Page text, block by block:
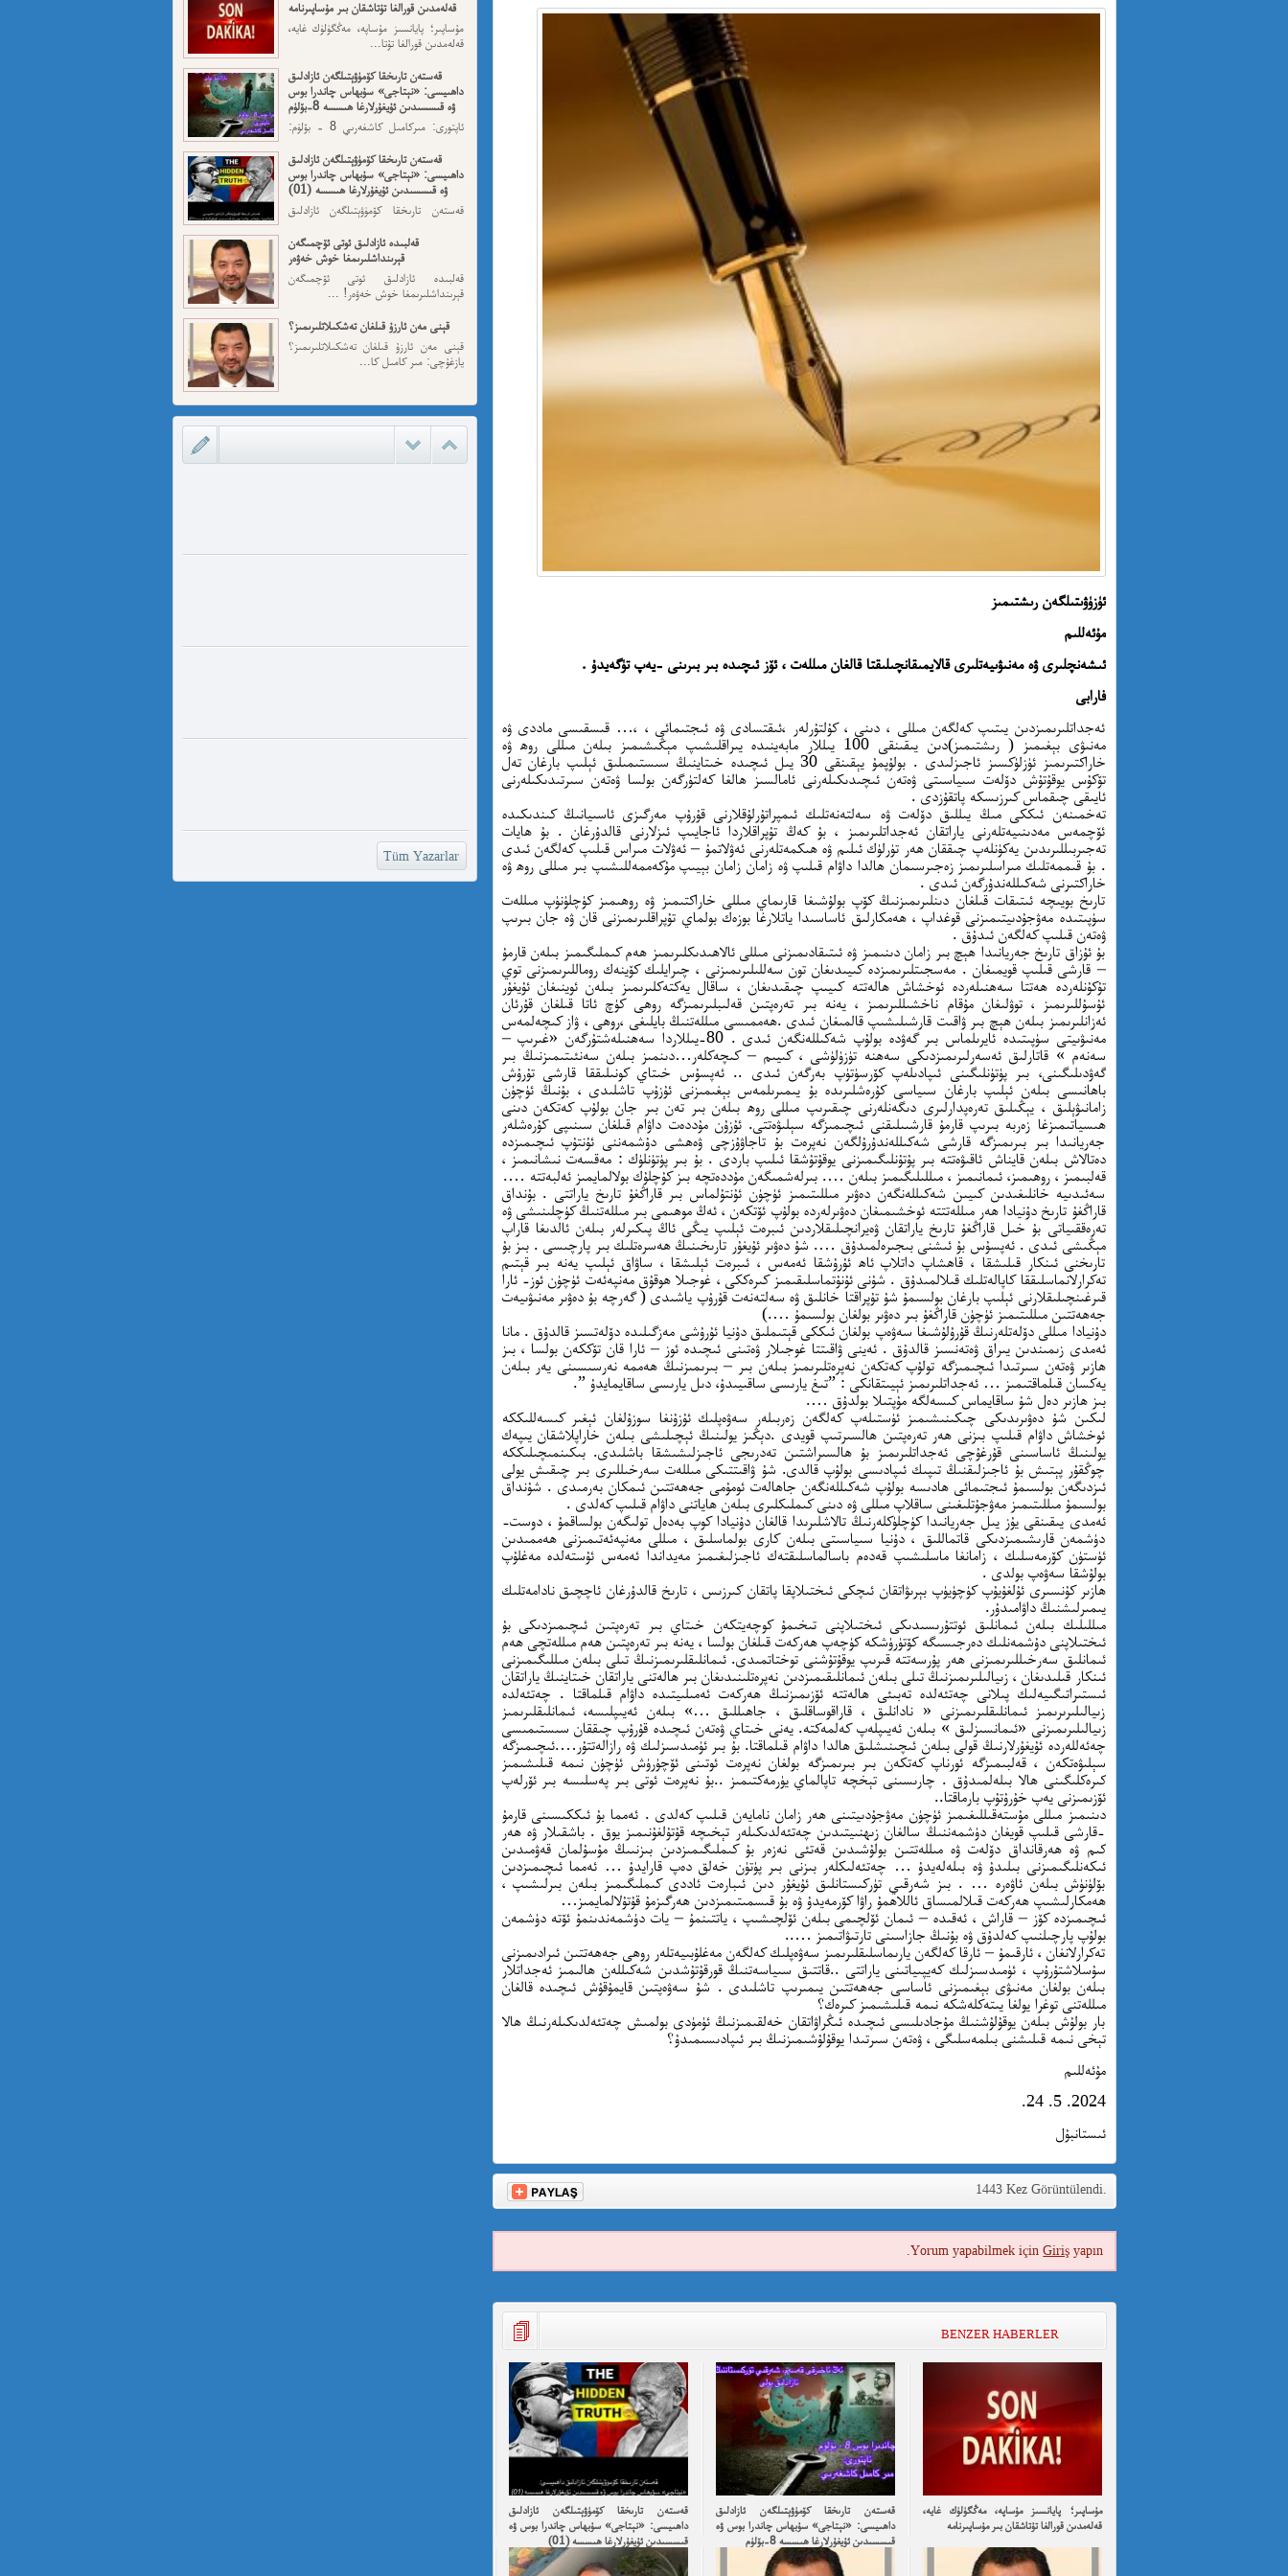
ئۈزۈۋىتىلگەن رىشتىمىز
مۇئەللىم
ئىشەنچلىرى ۋە مەنىۋىيەتلىرى قالايمىقانچىلىقتا قالغان مىللەت ، ئۆز ئىچىدە بىر بىرىنى -يەپ تۈگەيدۇ .
فارابى
ئەجداتلىرىمىزدىن يىتىپ كەلگەن مىللى ، دىنى ، كۇلتۇرلەر ،ئىقتسادى ۋە ئىجتىمائى ، ،… قىسقىسى ماددى ۋە
مەنىۋى بېغىمىز ( رىشتىمىز)دىن يىقىنقى 100 يىللار مابەينىدە يىراقلىشىپ مېڭىشىمىز بىلەن مىللى روھ ۋە
خاراكتىرىمىز ئۈزلۈكسىز ئاجىزلىدى . بولۇپمۇ يېقىنقى 30 يىل ئىچىدە خىتاينىڭ سىستىمىلىق ئېلىپ بارغان تەل
تۆكۇس يوقۇتۇش دۆلەت سىياسىتى ۋەتەن ئىچىدىكىلەرنى ئامالسىز ھالغا كەلتۈرگەن بولسا ۋەتەن سىرتىدىكىلەرنى
ئايىقى چىقماس كىرزىسكە پاتقۇزدى .
تەخمىنەن ئىككى مىڭ يىللىق دۆلەت ۋە سەلتەنەتلىك ئىمپراتۇرلۇقلارنى قۇرۇپ مەرگىزى ئاسىيانىڭ كىندىكىدە
ئۆچمەس مەدىنىيەتلەرنى ياراتقان ئەجداتلىرىمىز ، بۇ كەڭ تۇپراقلاردا ئاجايىپ ئىزلارنى قالدۇرغان . بۇ ھايات
تەجىربىللىرىدىن يەكۈنلەپ چىققان ھەر تۈرلۈك ئىلىم ۋە ھىكمەتلەرنى ئەۋلاتمۇ – ئەۋلات مىراس قىلىپ كەلگەن ئىدى
. بۇ قىممەتلىك مىراسلىرىمىز زەجىرسىمان ھالدا داۋام قىلىپ ۋە زامان زامان بېيىپ مۇكەممەللىشىپ بىر مىللى روھ ۋە
خاراكتىرنى شەكىللەندۇرگەن ئىدى .
تارىخ بويىچە ئىتىقات قىلغان دىنلىرىمىزنىڭ كۆپ بولۇشىغا قارىماي مىللى خاراكتىمىز ۋە روھىمىز كۈچلۈنۈپ مىللەت
سۈپىتىدە مەۋجۇدىيتىمىزنى قوغداپ ، ھەمكارلىق ئاساسىدا ياتلارغا بوزەك بولماي تۇپراقلىرىمىزنى قان ۋە جان بىرىپ
ۋەتەن قىلىپ كەلگەن ئىدۇق .
بۇ ئۇزاق تارىخ جەريانىدا ھېچ بىر زامان دىنىمىز ۋە ئىتىقادىمىزنى مىللى ئالاھىدىكلىرىمىز ھەم كىملىگىمىز بىلەن قارمۇ
– قارشى قىلىپ قويمىغان . مەسجىتلىرىمىزدە كىيىدىغان تون سەللىلىرىمىزنى ، چىرايلىك كۆينەك روماللىرىمىزنى توي
تۇكۇنلەردە ھەتتا سەھنىلەردە ئوخشاش ھالەتتە كىيىپ چىقىدىغان ، ساقال يەكتەكلىرىمىز بىلەن ئوينىغان ئۇيغۇر
ئۇسۇللىرىمىز ، توۋلىغان مۇقام ناخشىللىرىمىز ، يەنە بىر تەرەپتىن قەلىبلىرىمىزگە روھى كۈچ ئاتا قىلغان قۇرئان
ئەزانلىرىمىز بىلەن ھېچ بىر ۋاقىت قارشىلىشىپ قالمىغان ئىدى .ھەممىسى مىللەتنىڭ بايلىغى ،روھى ، ۋاز كىچەلمەس
مەنىۋىيتى سۈپىتىدە ئايرىلماس بىر گەۋدە بولۇپ شەكىللەنگەن ئىدى . 80-يىللاردا سەھنىلەشتۇرگەن «غىرىپ –
سەنەم » قاتارلىق ئەسەرلىرىمىزدىكى سەھنە تۈزۈلۈشى ، كىيىم – كىچەكلەر…دىنمىز بىلەن سەنئىتىمىزنىڭ بىر
گەۋدىلىگىنى، بىر پۈتۈنلىگىنى ئىپادىلەپ كۆرسۈتۈپ بەرگەن ئىدى .. ئەپسۇس خىتاي كونىلىققا قارشى تۇرۇش
باھانىسى بىلەن ئېلىپ بارغان سىياسى كۇرەشلىرىدە بۇ يىمىرىلمەس بېغىمىزنى ئۇزۇپ تاشلىدى ، بۇنىڭ ئۈچۈن
زامانىۋېلىق ، يېڭىلىق تەرەپدارلىرى دىگەنلەرنى چىقىرىپ مىللى روھ بىلەن بىر تەن بىر جان بولۇپ كەتكەن دىنى
ھىسياتىمىزغا زەربە بىرىپ قارمۇ قارشىىلىقنى ئىچىمىزگە سېلىۋەتتى. ئۇزۇن مۇددەت داۋام قىلغان سىنىپى كۇرەشلەر
جەريانىدا بىر بىرىمىزگە قارشى شەكىللەندۇرۇلگەن نەپرەت بۇ تاجاۋۇزچى ۋەھشى دۇشمەننى ئۇنتۇپ ئىچىمىزدە
دەتالاش بىلەن قايناش ئاقىۋەتتە بىر پۇتۇنلىگىمىزنى يوقۇتۇشقا ئىلىپ باردى . بۇ بىر پۈتۈنلۈك : مەقسەت نىشانىمىز ،
قەلبىمىز ، روھىمىز، ئىمانىمىز ، مىللىلىگىمىز بىلەن …. بىرلەشمىگەن مۇددەتچە بىز كۇچلۇك بولالمايمىز ئەلبەتتە ….
سەئىدىيە خانلىغىدىن كىيىن شەكىللەنگەن دەۋىر مىللىتىمىز ئۈچۈن ئۇنتۇلماس بىر قاراڭغۇ تارىخ ياراتتى . بۇنداق
قاراڭغۇ تارىخ دۇنيادا ھەر مىللەتتتە ئوخشىمىغان دەۋىرلەردە بولۇپ ئۆتكەن ، ئەڭ موھىمى بىر مىللەتنىڭ كۈچلىنىشى ۋە
تەرەققىياتى بۇ خىل قاراڭغۇ تارىخ ياراتقان ۋەيرانچىلىقلاردىن ئىبرەت ئېلىپ يىڭى ئاڭ پىكىرلەر بىلەن ئالدىغا قاراپ
مېڭىشى ئىدى . ئەپسۇس بۇ ئىشنى بىجىرەلمىدۇق …. شۇ دەۋىر ئۇيغۇر تارىخىنىڭ ھەسرەتلىك بىر پارچىسى . بىز بۇ
تارىخنى ئىنكار قىلىشقا ، قاھشاپ داتلاپ ئاھ ئۇرۇشقا ئەمەس ، ئىبرەت ئېلىشقا ، ساۋاق ئېلىپ يەنە بىر قېتىم
تەكرارلانماسلىققا كاپالەتلىك قىلالمىدۇق . شۇنى ئۇنۇتماسلىقىمىز كىرەككى ، غوجىلا ھوقۇق مەنپەئەت ئۈچۈن ئوز- ئارا
قىرغىنچىلىقلارنى ئېلىپ بارغان بولسىمۇ شۇ تۇپراقتا خانلىق ۋە سەلتەنەت قۇرۇپ ياشىدى ( گەرچە بۇ دەۋىر مەنىۋىيەت
جەھەتتىن مىللىتىمىز ئۈچۈن قاراڭغۇ بىر دەۋىر بولغان بولسىمۇ ….)
دۇنيادا مىللى دۆلەتلەرنىڭ قۇرۇلۇشىغا سەۋەپ بولغان ئىككى قېتىملىق دۇنيا ئۇرۇشى مەزگىلىدە دۆلەتسىز قالدۇق . مانا
ئەمدى زىمىندىن يىراق ۋەتەنسىز قالدۇق . ئەينى ۋاقىتتا غوجىلار ۋەتىنى ئىچىدە ئوز – ئارا قان تۆككەن بولسا ، بىز
ھازىر ۋەتەن سىرتىدا ئىچىمىزگە تولۇپ كەتكەن نەپرەتلىرىمىز بىلەن بىر – بىرىمىزنىڭ ھەممە نەرسىسىنى يەر بىلەن
يەكسان قىلماقتىمىز … ئەجداتلىرىمىز ئېيىتقانكى : ”تىغ يارىسى ساقىيىدۇ، دىل يارىسى ساقايمايدۇ ”.
بىز ھازىر دەل شۇ ساقايماس كىسەلگە مۇپتىلا بولدۇق ….
لىكىن شۇ دەۋىرىدىكى چىكىنىشىمىز ئۈستىلەپ كەلگەن زەربىلەر سەۋەپلىك ئۇزۇنغا سوزۇلغان ئېغىر كىسەللىككە
ئوخشاش داۋام قىلىپ بىزنى ھەر تەرەپتىن ھالسىرتىپ قويدى .دېڭىز يولىنىڭ ئېچىلىشى بىلەن خاراپلاشقان يىپەك
يولىنىڭ ئاساسىنى قۇرغۇچى ئەجداتلىرىمىز بۇ ھالسىراشتىن تەدرىجى ئاجىزلىشىشقا باشلىدى. بىكىنمىچىلىككە
چوڭقۇر پېتىش بۇ ئاجىزلىقنىڭ تىپىك ئىپادىسى بولۇپ قالدى. شۇ ۋاقىتتىكى مىللەت سەرخىللىرى بىر چىقىش يولى
ئىزدىگەن بولسىمۇ ئىجتىمائى ھادىسە بولۇپ شەكىللەنگەن جاھالەت ئومۇمى جەھەتتىن ئىمكان بەرمىدى . شۇنداق
بولسىمۇ مىللىتىمىز مەۋجۇتلىغىنى ساقلاپ مىللى ۋە دىنى كىملىكلىرى بىلەن ھاياتنى داۋام قىلىپ كەلدى .
ئەمدى يىقىنقى يۇز يىل جەريانىدا كۈچلۈكلەرنىڭ تالاشلىرىدا قالغان دۇنيادا كوپ بەدەل تولىگەن بولساقمۇ ، دوست-
دۈشمەن قارىشىمىزدىكى قاتماللىق ، دۇنيا سىياسىتى بىلەن كارى بولماسلىق ، مىللى مەنپەئەتىمىزنى ھەممىدىن
ئۈستۈن كۆرمەسلىك ، زامانغا ماسلىشىپ قەدەم باسالماسلىقتەك ئاجىزلىغىمىز مەيداندا ئەمەس ئۇستەلدە مەغلۇپ
بولۇشقا سەۋەپ بولدى .
ھازىر كۇنسىرى ئۇلغۇيۇپ كۈچۈيۈپ بېرىۋاتقان ئىچكى ئىختىلاپقا پاتقان كىرزىس ، تارىخ قالدۇرغان ئاچچىق نادامەتلىك
يىمىرلىشنىڭ داۋامىدۇر.
مىللىلىك بىلەن ئىمانلىق ئوتتۇرىسىدىكى ئىختىلاپنى تىخىمۇ كوچەيتكەن خىتاي بىر تەرەپتىن ئىچىمىزدىكى بۇ
ئىختىلاپنى دۇشمەنلىك دەرجىسىگە كۆتۈرۈشكە كۈچەپ ھەركەت قىلغان بولسا ، يەنە بىر تەرەپتىن ھەم مىللەتچى ھەم
ئىمانلىق سەرخىللىرىمىزنى ھەر پۇرسەتتە قىرىپ يوقۇتۇشنى توختاتمىدى. ئىمانلىقلىرىمىزنىڭ تىلى بىلەن مىللىگىمىزنى
ئىنكار قىلىدىغان ، زىيالىلىرىمىزنىڭ تىلى بىلەن ئىمانلىقىمىزدىن نەپرەتلىنىدىغان بىر ھالەتنى ياراتقان خىتاينىڭ ياراتقان
ئىستىراتىگىيەلىك پىلانى چەتئەلدە تەبىئى ھالەتتە ئۆزىمىزنىڭ ھەركەت ئەمىلىيتىدە داۋام قىلماقتا . چەتئەلدە
زىيالىلىرىرىمىز ئىمانلىقلىرىمىزنى « نادانلىق ، قاراقوساقلىق ، جاھىللىق …» بىلەن ئەيىپلىسە، ئىمانلىقلىرىمىز
زىيالىلىرىمىزنى «ئىمانسىزلىق » بىلەن ئەيىپلەپ كەلمەكتە. يەنى خىتاي ۋەتەن ئىچىدە قۇرۇپ چىققان سىستىمىسى
چەئەللەردە ئۇيغۇرلارنىڭ قولى بىلەن ئىچىنىشلىق ھالدا داۋام قىلماقتا. بۇ بىر ئۈمىدسىزلىك ۋە رازالەتتۇر….ئىچىمىزگە
سېلىۋەتكەن ، قەلبىمىزگە ئورناپ كەتكەن بىر بىرىمىزگە بولغان نەپرەت ئوتىنى ئۆچۈرۈش ئۈچۈن نىمە قىلىشىمىز
كىرەكلىگىنى ھالا بىلەلمىدۇق . چارىسىنى تېخچە تاپالماي يۈرمەكتىمىز ..بۇ نەپرەت ئوتى بىر پەسلىسە بىر ئۆرلەپ
ئۆزىمىزنى يەپ خۇرۇتۇپ بارماقتا..
دىنىمىز مىللى مۇستەقىللىغىمىز ئۈچۈن مەۋجۇدىيتىنى ھەر زامان نامايەن قىلىپ كەلدى . ئەمما بۇ ئىككىسىنى قارمۇ
-قارشى قىلىپ قويغان دۈشمەننىڭ سالغان زىھنىيتىدىن چەتئەلدىكىلەر تېخىچە قۇتۇلغۇنىمىز يوق . باشقىلار ۋە ھەر
كىم ۋە ھەرقانداق دۆلەت ۋە مىللەتتىن بولۇشىدىن قەتئى نەزەر بۇ كىملىگىمىزدىن بىزنىىڭ مۇسۇلمان قەۋمىدىن
ئىكەنلىگىمىزنى بىلىدۇ ۋە بىلەلەيدۇ … چەتئەلىكلەر بىزنى بىر پۈتۈن خەلق دەپ قارايدۇ … ئەمما ئىچىمىزدىن
بۆلۈنۈش بىلەن ئاۋەرە … . بىز شەرقىي تۈركىستانلىق ئۇيغۇر دىن ئىبارەت ئاددى كىملىگىمىز بىلەن بىرلىشىپ ،
ھەمكارلىشىپ ھەركەت قىلالمىساق ئاللاھمۇ راۋا كۆرمەيدۇ ۋە بۇ قىسمىتىمىزدىن ھەرگىزمۇ قۇتۇلالمايمىز…
ئىچىمىزدە كۆز – قاراش ، ئەقىدە – ئىمان ئۆلچىمى بىلەن ئۆلچىشىپ ، ياتتىنمۇ – يات دۈشمەندىنمۇ ئۆتە دۈشمەن
بولۇپ پارچىلنىپ كەلدۇق ۋە بۇنىڭ جازاسىنى تارتىۋاتىمىز …..
تەكرارلانغان ، ئارقىمۇ – ئارقا كەلگەن يارىماسلىقلىرىمىز سەۋەپلىك كەلگەن مەغلۇبىيەتلەر روھى جەھەتتىن ئىرادىمىزنى
سۇسلاشتۇرۇپ ، ئۈمىدسىزلىك كەيپىياتىنى ياراتتى ..قاتتىق سىياسەتنىڭ قورقۇتۇشدىن شەكىللەن ھالىمىز ئەجداتلار
بىلەن بولغان مەنىۋى بېغىمىزنى ئاساسى جەھەتتىن يىمىرىپ تاشلىدى . شۇ سەۋەپتىن قايمۇقۇش ئىچىدە قالغان
مىللەتنى توغرا يولغا يىتەكلەشكە نىمە قىلىشىمىز كىرەك؟
بار بولۇش بىلەن يوقۇلۇشنىڭ مۇجادىلىسى ئىچىدە ئىڭراۋاتقان خەلقىمىزنىڭ ئۈمۈدى بولمىش چەتئەلدىكىلەرنىڭ ھالا
تېخى نىمە قىلىشنى بىلمەسلىگى ، ۋەتەن سىرتىدا يوقۇلۇشىمىزنىڭ بىر ئىپادىسىمىدۇ؟
مۇئەللىم
2024. 5. 24.
ئىستانبۇل
1443 Kez Görüntülendi.
Yorum yapabilmek içinGiriş yapın.
BENZER HABERLER
مۇساپىر؛ پايانسىز مۇساپە، مەڭگۈلۈك غايە،
قەلەمدىن قورالغا تۇتاشقان بىر مۇساپىرنامە
قەستەن تارىخقا كۆمۈۋېتىلگەن ئازادلىق
داھىيسى: «نېتاجى» سۇبھاس چاندرا بوس ۋە
قىسسىدىن ئۇيغۇرلارغا ھىسسە 8-بۆلۈم
قەستەن تارىخقا كۆمۈۋېتىلگەن ئازادلىق
داھىيسى: «نېتاجى» سۇبھاس چاندرا بوس ۋە
قىسسىدىن ئۇيغۇرلارغا ھىسسە (01)
قەلەمدىن قورالغا تۇتاشقان بىر مۇساپىرنامە
مۇساپىر؛ پايانسىز مۇساپە، مەڭگۈلۈك غايە،
قەلەمدىن قورالغا تۇتا...
قەستەن تارىخقا كۆمۈۋېتىلگەن ئازادلىق
داھىيسى: «نېتاجى» سۇبھاس چاندرا بوس
ۋە قىسسىدىن ئۇيغۇرلارغا ھىسسە 8-بۆلۈم
ئاپتورى: مىركامىل كاشغەرىي 8 - بۆلۈم:
قەستەن تارىخقا كۆمۈۋېتىلگەن ئازادلىق
داھىيسى: «نېتاجى» سۇبھاس چاندرا بوس
ۋە قىسسىدىن ئۇيغۇرلارغا ھىسسە (01)
قەستەن تارىخقا كۆمۈۋېتىلگەن ئازادلىق
قەلبىدە ئازادلىق ئوتى ئۆچمىگەن
قېرىنداشلىرىمغا خوش خەۋەر
قەلبىدە ئازادلىق ئوتى ئۆچمىگەن
قېرىنداشلىرىمغا خوش خەۋەر! ...
قېنى مەن ئارزۇ قىلغان تەشكىلاتلىرىمىز؟
قېنى مەن ئارزۇ قىلغان تەشكىلاتلىرىمىز؟
يازغۇچى: مىر كامىل كا...
مەھمەت ئىمىن: نىشاندىن قايغان نەفرەت
نىشاندىن قايغان نەفرەت مەھمەت ئىمىن
پىسخىكا ئىلىمىدا «D...
شۆھرەت ھوشۇر- خەيىر خوش، ئەركىن
Tüm Yazarlar